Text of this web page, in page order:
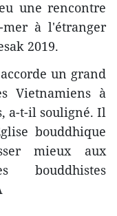
une rencontre
mer à l'étranger
2019.
un grand
Vietnamiens à
a-t-il souligné. Il
bouddhique
mieux aux
bouddhistes